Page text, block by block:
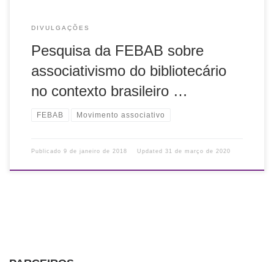
DIVULGAÇÕES
Pesquisa da FEBAB sobre
associativismo do bibliotecário
no contexto brasileiro …
FEBAB Movimento associativo
Publicado 9 de janeiro de 2018 Updated 31 de março de 2020